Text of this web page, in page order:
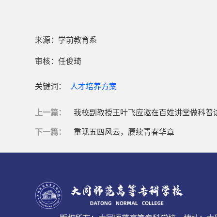
来源：学前教育系
审核：任俊琦
关键词： 人才培养方案
上一篇： 我校副教授王叶飞应邀在百姓讲堂做科普
下一篇： 重现五四风云，赓续青春华章